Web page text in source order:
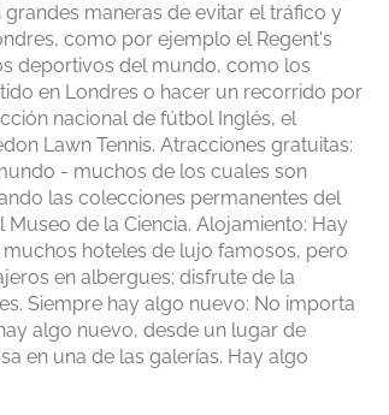
maneras de evitar el tráfico y
como por ejemplo el Regent's
deportivos del mundo, como los
en Londres o hacer un recorrido por
nacional de fútbol Inglés, el
Lawn Tennis. Atracciones gratuitas:
- muchos de los cuales son
las colecciones permanentes del
de la Ciencia. Alojamiento: Hay
hoteles de lujo famosos, pero
en albergues; disfrute de la
Siempre hay algo nuevo: No importa
algo nuevo, desde un lugar de
en una de las galerías. Hay algo